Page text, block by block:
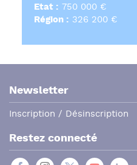
Etat : 750 000 €
Région : 326 200 €
Newsletter
Inscription / Désinscription
Restez connecté